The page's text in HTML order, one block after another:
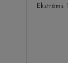
Ekströms